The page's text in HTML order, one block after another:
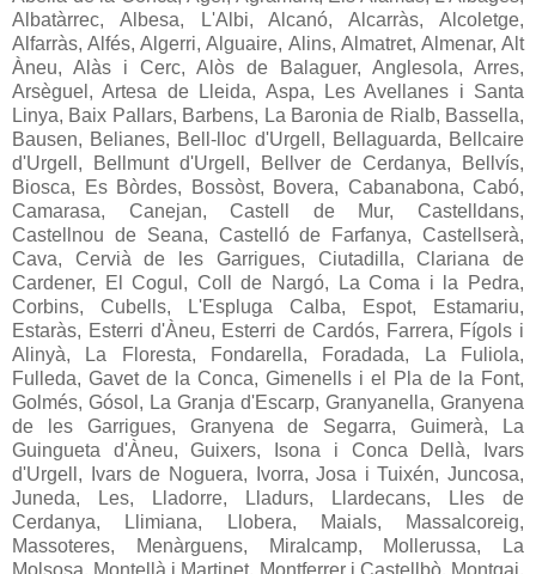
Albatàrrec, Albesa, L'Albi, Alcanó, Alcarràs, Alcoletge,
Alfarràs, Alfés, Algerri, Alguaire, Alins, Almatret, Almenar, Alt
Àneu, Alàs i Cerc, Alòs de Balaguer, Anglesola, Arres,
Arsèguel, Artesa de Lleida, Aspa, Les Avellanes i Santa
Linya, Baix Pallars, Barbens, La Baronia de Rialb, Bassella,
Bausen, Belianes, Bell-lloc d'Urgell, Bellaguarda, Bellcaire
d'Urgell, Bellmunt d'Urgell, Bellver de Cerdanya, Bellvís,
Biosca, Es Bòrdes, Bossòst, Bovera, Cabanabona, Cabó,
Camarasa, Canejan, Castell de Mur, Castelldans,
Castellnou de Seana, Castelló de Farfanya, Castellserà,
Cava, Cervià de les Garrigues, Ciutadilla, Clariana de
Cardener, El Cogul, Coll de Nargó, La Coma i la Pedra,
Corbins, Cubells, L'Espluga Calba, Espot, Estamariu,
Estaràs, Esterri d'Àneu, Esterri de Cardós, Farrera, Fígols i
Alinyà, La Floresta, Fondarella, Foradada, La Fuliola,
Fulleda, Gavet de la Conca, Gimenells i el Pla de la Font,
Golmés, Gósol, La Granja d'Escarp, Granyanella, Granyena
de les Garrigues, Granyena de Segarra, Guimerà, La
Guingueta d'Àneu, Guixers, Isona i Conca Dellà, Ivars
d'Urgell, Ivars de Noguera, Ivorra, Josa i Tuixén, Juncosa,
Juneda, Les, Lladorre, Lladurs, Llardecans, Lles de
Cerdanya, Llimiana, Llobera, Maials, Massalcoreig,
Massoteres, Menàrguens, Miralcamp, Mollerussa, La
Molsosa, Montellà i Martinet, Montferrer i Castellbò, Montgai,